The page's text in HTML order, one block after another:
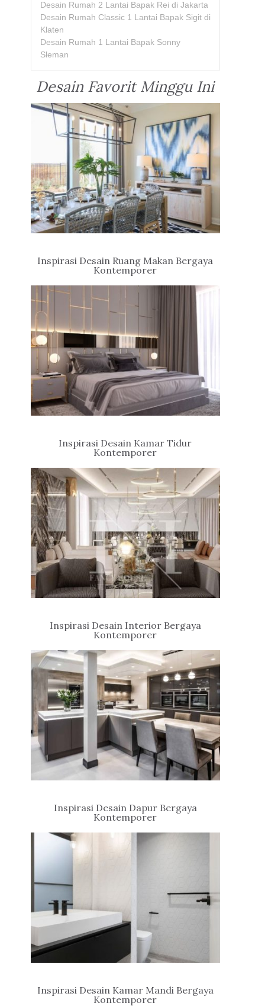
Desain Rumah 2 Lantai Bapak Rei di Jakarta
Desain Rumah Classic 1 Lantai Bapak Sigit di
Klaten
Desain Rumah 1 Lantai Bapak Sonny
Sleman
Desain Favorit Minggu Ini
Inspirasi Desain Ruang Makan Bergaya
Kontemporer
Inspirasi Desain Kamar Tidur
Kontemporer
Inspirasi Desain Interior Bergaya
Kontemporer
Inspirasi Desain Dapur Bergaya
Kontemporer
Inspirasi Desain Kamar Mandi Bergaya
Kontemporer